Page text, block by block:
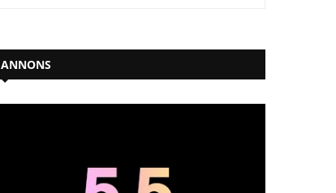
ANNONS